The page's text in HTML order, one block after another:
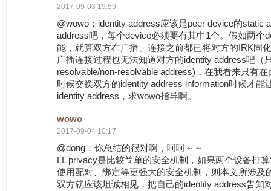
2017-09-03 19:59
@wowo：identity address应该是peer device的static
address吧，每个device必须要有其中1个。假如两个
能，就算双方在广播、连接之前都已将对方的IRK固
广播连接过程也无法知道对方的identity address吧（
resolvable/non-resolvable address)，在我看来只有在
时候交换双方的identity address information时候才能
identity address，求wowo指导啊。
wowo
2017-09-04 10:17
@dong：你总结的很对啊，呵呵～～
LL privacy是比较简单的安全机制，如果两个设备打算
使用配对、绑定等更强大的安全机制，则本文所涉及
双方就应该坦诚相见，把自己的identity address告知